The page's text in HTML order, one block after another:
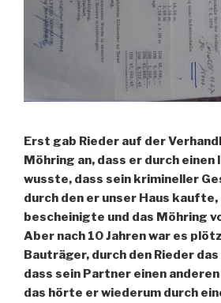
Erst gab Rieder auf der
Möhring an, dass er durch
wusste, dass sein krimineller
durch den er unser Haus kaufte,
bescheinigte und das Möhring
Aber nach 10 Jahren war es
Bauträger, durch den Rieder
dass sein Partner einen
das hörte er wiederum durch